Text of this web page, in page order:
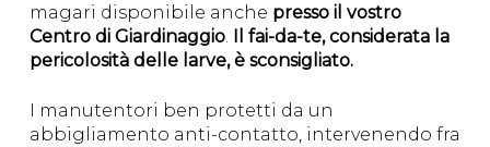
magari disponibile anche presso il vostro
Centro di Giardinaggio. Il fai-da-te, considerata la
pericolosità delle larve, è sconsigliato.
I manutentori ben protetti da un
abbigliamento anti-contatto, intervenendo fra